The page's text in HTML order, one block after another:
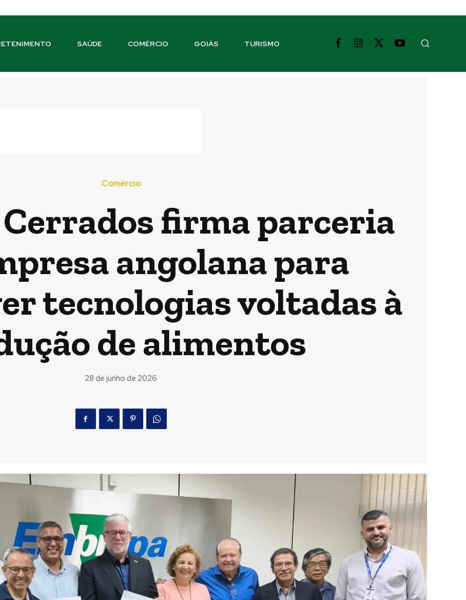
SAÚDE COMÉRCIO GOIÁS TURISMO
Comércio
firma parceria
angolana para
tecnologias voltadas à
de alimentos
28 de junho de 2026